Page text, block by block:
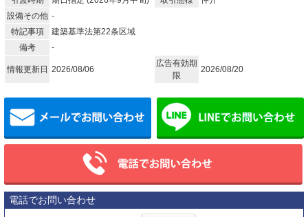
設備その他 -
特記事項
建築基準法第22条区域
備考
-
情報更新日 2026/08/06
広告有効期
限
2026/08/20
メールでお問い合わせ
電話でお問い合わせ